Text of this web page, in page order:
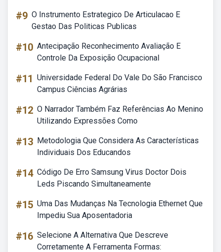
#9 O Instrumento Estrategico De Articulacao E
Gestao Das Politicas Publicas
#10 Antecipação Reconhecimento Avaliação E
Controle Da Exposição Ocupacional
#11 Universidade Federal Do Vale Do São Francisco
Campus Ciências Agrárias
#12 O Narrador Também Faz Referências Ao Menino
Utilizando Expressões Como
#13 Metodologia Que Considera As Características
Individuais Dos Educandos
#14 Código De Erro Samsung Virus Doctor Dois
Leds Piscando Simultaneamente
#15 Uma Das Mudanças Na Tecnologia Ethernet Que
Impediu Sua Aposentadoria
#16 Selecione A Alternativa Que Descreve
Corretamente A Ferramenta Formas: